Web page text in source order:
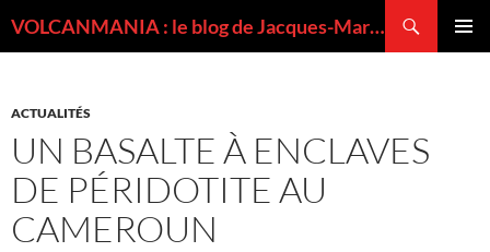
VOLCANMANIA : le blog de Jacques-Marie BARDINTZEFF, volcanologue
ACTUALITÉS
UN BASALTE À ENCLAVES
DE PÉRIDOTITE AU
CAMEROUN